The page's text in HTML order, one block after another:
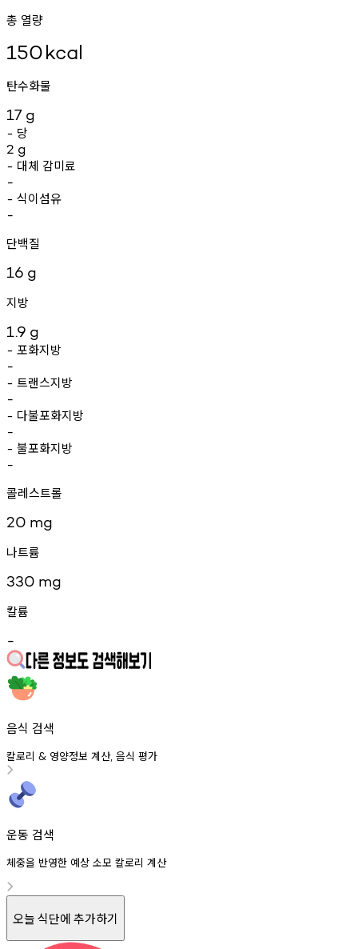
총 열량
150kcal
탄수화물
17 g
- 당
2 g
- 대체 감미료
-
- 식이섬유
-
단백질
16 g
지방
1.9 g
- 포화지방
-
- 트랜스지방
-
- 다불포화지방
-
- 불포화지방
-
콜레스트롤
20 mg
나트륨
330 mg
칼륨
-
음식 검색
칼로리 & 영양정보 계산, 음식 평가
운동 검색
체중을 반영한 예상 소모 칼로리 계산
오늘 식단에 추가하기